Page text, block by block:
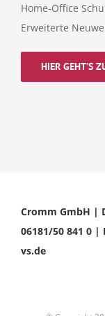
Home-Office
Erweiterte
HIER GEHT’S
Cromm GmbH |
06181/50 841 0 |
vs.de